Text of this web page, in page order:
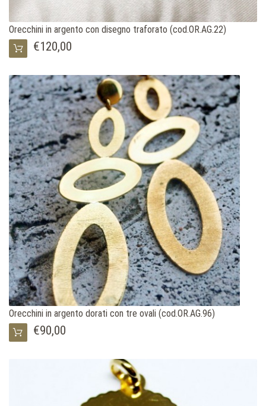
Orecchini in argento con disegno traforato (cod.OR.AG.22)
€120,00
Orecchini in argento dorati con tre ovali (cod.OR.AG.96)
€90,00